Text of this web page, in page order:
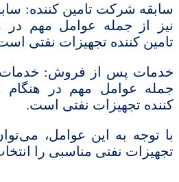
سابقه شرکت تامین کننده:
نیز از جمله عوامل مهم در
تامین کننده تجهیزات نفتی
خدمات پس از فروش: خدمات
جمله عوامل مهم در هنگام
کننده تجهیزات نفتی است.
با توجه به این عوامل،
تجهیزات نفتی مناسبی را